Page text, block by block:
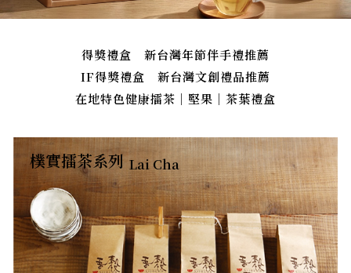
得獎禮盒 新台灣年節伴手禮推薦
IF得獎禮盒 新台灣文創禮品推薦
在地特色健康擂茶｜堅果｜茶葉禮盒
樸實擂茶系列 Lai Cha